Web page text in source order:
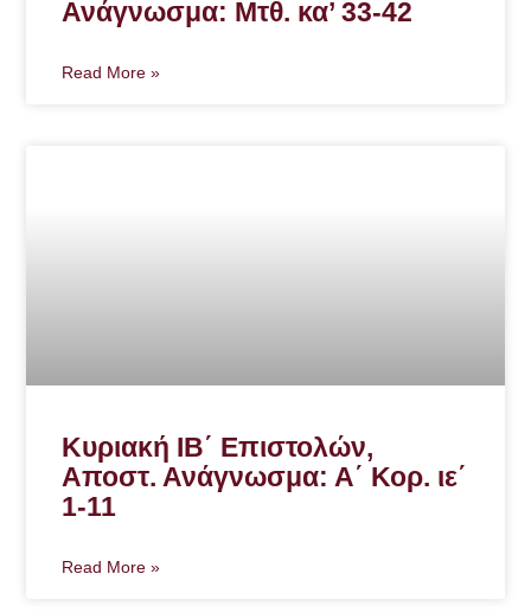
Ανάγνωσμα: Μτθ. κα’ 33-42
Read More »
Κυριακή ΙΒ΄ Επιστολών,
Αποστ. Ανάγνωσμα: Α΄ Κορ. ιε΄
1-11
Read More »